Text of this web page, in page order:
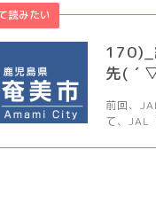
170)_
先( ´
前回、
て、JAL